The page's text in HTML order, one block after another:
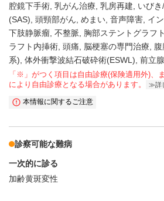
腔鏡下手術 乳がん治療 乳房再建
いび
(SAS) 頭頸部がん めまい 音声障害 イ
下肢静脈瘤 不整脈 胸部ステントグラフ
ラフト内挿術 頭痛 脳梗塞の専門治療
系) 体外衝撃波結石破砕術(ESWL) 前立
「※」がつく項目は自由診療(保険適用外)、
により自由診療となる場合があります。
詳
本情報に関するご注意
診察可能な難病
一次的に診る
加齢黄斑変性